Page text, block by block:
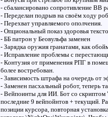
- сбалансировано сопротивление ВВ
- Переделан подрыв на своём ходу
- Перехват управляемого ополчения.
- Опциональный показ здоровья
- ББ патрон у Беовульфа заменен
- Зарядка оружия гранатами, как
- Исправление проблемы с
- Контузия от применения РПГ в
более востребован.
- Зависимость штрафа на очередь от
- Заменен пасхальный робот, теперь
- Вейпоинты для ИИ. Бот со скриптом
последние 9 вейпойнтов + текущий.
позиции курсора, повторная